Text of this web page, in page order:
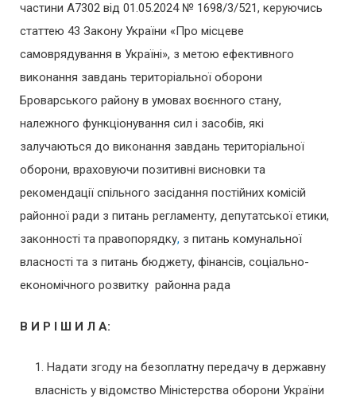
частини А7302 від 01.05.2024 № 1698/3/521, керуючись
статтею 43 Закону України «Про місцеве
самоврядування в Україні», з метою ефективного
виконання завдань територіальної оборони
Броварського району в умовах воєнного стану,
належного функціонування сил і засобів, які
залучаються до виконання завдань територіальної
оборони, враховуючи позитивні висновки та
рекомендації спільного засідання постійних комісій
районної ради з питань регламенту, депутатської етики,
законності та правопорядку, з питань комунальної
власності та з питань бюджету, фінансів, соціально-
економічного розвитку районна рада
В И Р І Ш И Л А:
Надати згоду на безоплатну передачу в державну
власність у відомство Міністерства оборони України